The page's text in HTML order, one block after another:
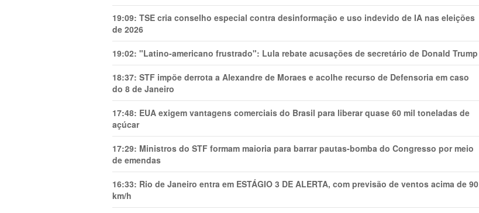
19:09: TSE cria conselho especial contra desinformação e uso indevido de IA nas eleições
de 2026
19:02: "Latino-americano frustrado": Lula rebate acusações de secretário de Donald Trump
18:37: STF impõe derrota a Alexandre de Moraes e acolhe recurso de Defensoria em caso
do 8 de Janeiro
17:48: EUA exigem vantagens comerciais do Brasil para liberar quase 60 mil toneladas de
açúcar
17:29: Ministros do STF formam maioria para barrar pautas-bomba do Congresso por meio
de emendas
16:33: Rio de Janeiro entra em ESTÁGIO 3 DE ALERTA, com previsão de ventos acima de 90
km/h